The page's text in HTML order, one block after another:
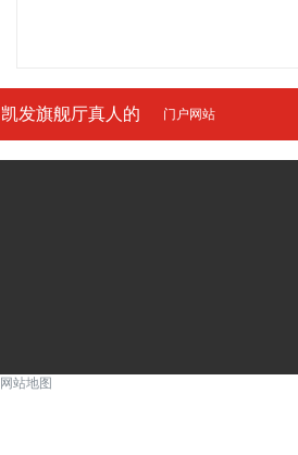
凯发旗舰厅真人的
友情链接
门户网站
网站地图